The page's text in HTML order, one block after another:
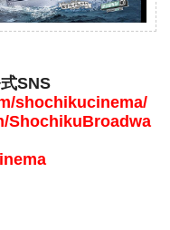
SNS
shochikucinema/
ShochikuBroadwa